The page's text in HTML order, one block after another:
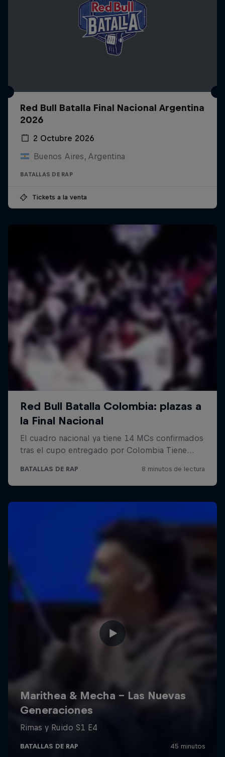
Red Bull Batalla Final Nacional Argentina
2026
2 Octubre 2026
Buenos Aires, Argentina
BATALLAS DE RAP
Tickets a la venta